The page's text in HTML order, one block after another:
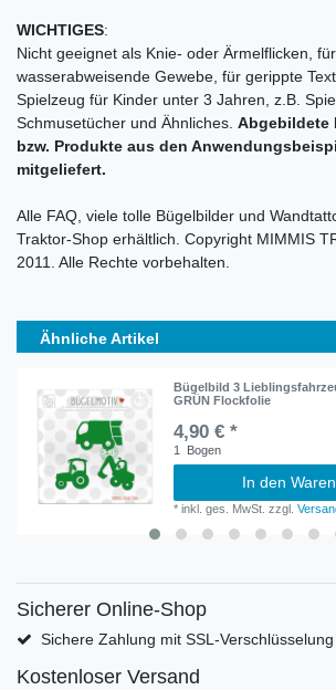
WICHTIGES:
Nicht geeignet als Knie- oder Ärmelflicken,
wasserabweisende Gewebe, für gerippte
Spielzeug für Kinder unter 3 Jahren, z.B.
Schmusetücher und Ähnliches. Abgebildete
bzw. Produkte aus den
mitgeliefert.
Alle FAQ, viele tolle Bügelbilder und
Traktor-Shop erhältlich. Copyright MIMMIS
2011. Alle Rechte vorbehalten.
Ähnliche Artikel
Bügelbild 3
GRÜN Flockfolie
4,90 € *
1 Bogen
In den
*inkl. ges. MwSt. zzgl.
Sicherer Online-Shop
Sichere Zahlung mit SSL-Verschlüsselung
Kostenloser Versand